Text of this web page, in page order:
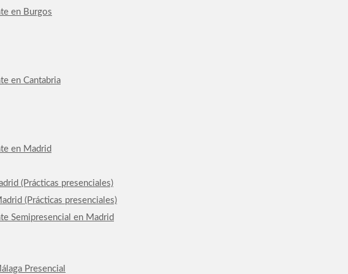
en Burgos
en Cantabria
en Madrid
(Prácticas presenciales)
(Prácticas presenciales)
Semipresencial en Madrid
Presencial